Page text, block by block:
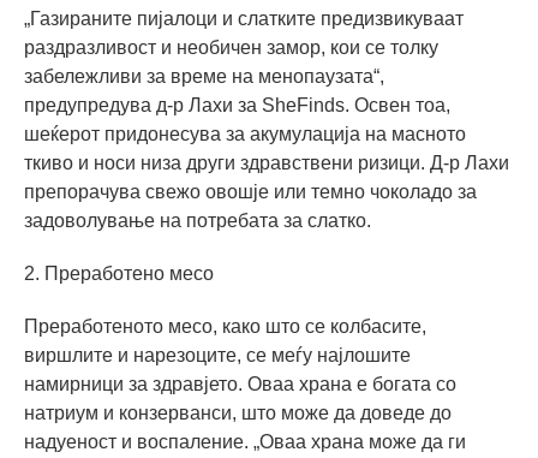
„Газираните пијалоци и слатките предизвикуваат
раздразливост и необичен замор, кои се толку
забележливи за време на менопаузата“,
предупредува д-р Лахи за SheFinds. Освен тоа,
шеќерот придонесува за акумулација на масното
ткиво и носи низа други здравствени ризици. Д-р Лахи
препорачува свежо овошје или темно чоколадо за
задоволување на потребата за слатко.
2. Преработено месо
Преработеното месо, како што се колбасите,
виршлите и нарезоците, се меѓу најлошите
намирници за здравјето. Оваа храна е богата со
натриум и конзерванси, што може да доведе до
надуеност и воспаление. „Оваа храна може да ги